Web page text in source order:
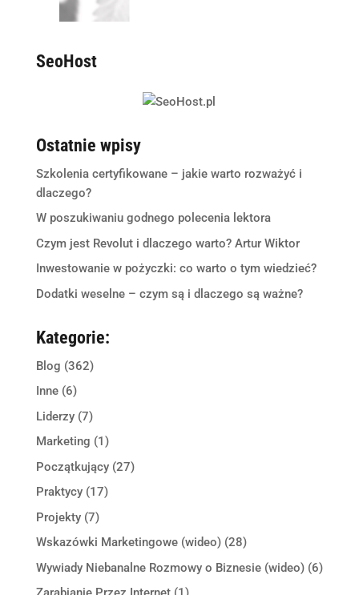
SeoHost
Ostatnie wpisy
Szkolenia certyfikowane – jakie warto rozważyć i
dlaczego?
W poszukiwaniu godnego polecenia lektora
Czym jest Revolut i dlaczego warto? Artur Wiktor
Inwestowanie w pożyczki: co warto o tym wiedzieć?
Dodatki weselne – czym są i dlaczego są ważne?
Kategorie:
Blog (362)
Inne(6)
Liderzy(7)
Marketing (1)
Początkujący(27)
Praktycy(17)
Projekty(7)
Wskazówki Marketingowe (wideo)(28)
Wywiady Niebanalne Rozmowy o Biznesie (wideo)(6)